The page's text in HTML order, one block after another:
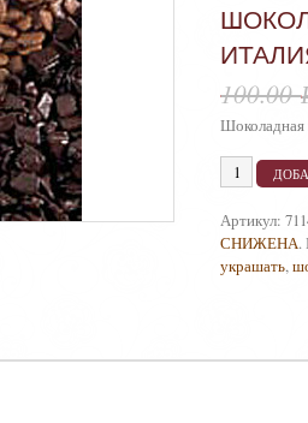
100.00
Артикул:
СНИЖЕНА.
украшать,